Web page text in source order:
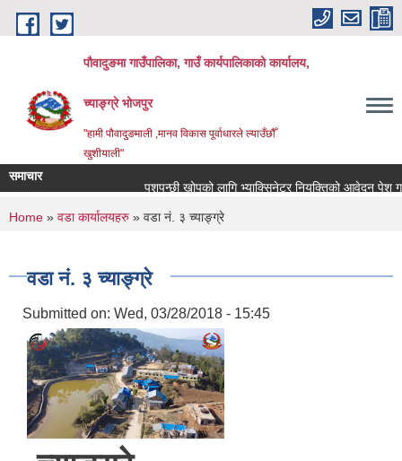
Skip to main content
पौवादुङमा गाउँपालिका, गाउँ कार्यपालिकाको कार्यालय,
च्याङ्ग्रे भोजपुर
"हामी पौवादुङमाली ,मानव विकास पूर्वाधारले ल्याउँछौँ
खुशीयाली"
समाचार
पशुपन्छी खोपको लागि भ्याक्सिनेटर नियुक्तिको आवेदन पेश गर्ने
You are here
Home » वडा कार्यालयहरु » वडा नं. ३ च्याङ्ग्रे
वडा नं. ३ च्याङ्ग्रे
Submitted on: Wed, 03/28/2018 - 15:45